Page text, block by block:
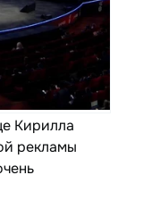
Кирилла
рекламы